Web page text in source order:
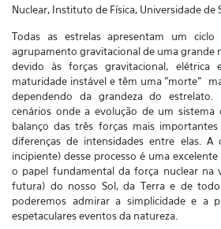
Nuclear, Instituto de Física, Universidade de
Todas as estrelas apresentam um
agrupamento gravitacional de uma grande
devido às forças gravitacional, elétrica
maturidade instável e têm uma "morte"
dependendo da grandeza do
cenários onde a evolução de um sistema
balanço das três forças mais
diferenças de intensidades entre elas. A
incipiente) desse processo é uma
o papel fundamental da força nuclear na
futura) do nosso Sol, da Terra e de
poderemos admirar a simplicidade e a
espetaculares eventos da natureza.